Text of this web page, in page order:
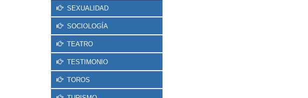
SEXUALIDAD
SOCIOLOGÍA
TEATRO
TESTIMONIO
TOROS